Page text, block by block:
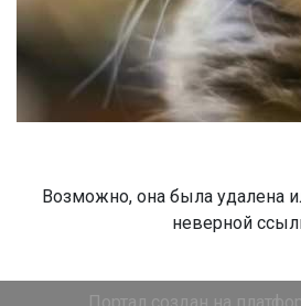
Возможно, она была удалена
неверной